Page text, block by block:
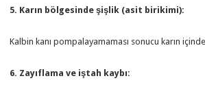
5. Karın bölgesinde şişlik (asit birikimi):
Kalbin kanı pompalayamaması sonucu karın
6. Zayıflama ve iştah kaybı: